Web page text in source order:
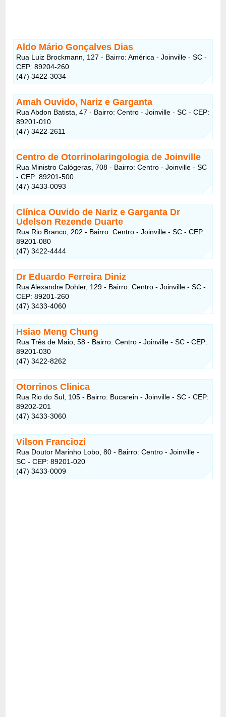
Aldo Mário Gonçalves Dias
Rua Luiz Brockmann, 127 - Bairro: América - Joinville - SC -
CEP: 89204-260
(47) 3422-3034
Amah Ouvido, Nariz e Garganta
Rua Abdon Batista, 47 - Bairro: Centro - Joinville - SC - CEP:
89201-010
(47) 3422-2611
Centro de Otorrinolaringologia de Joinville
Rua Ministro Calógeras, 708 - Bairro: Centro - Joinville - SC
- CEP: 89201-500
(47) 3433-0093
Clínica Ouvido de Nariz e Garganta Dr
Udelson Rezende Duarte
Rua Rio Branco, 202 - Bairro: Centro - Joinville - SC - CEP:
89201-080
(47) 3422-4444
Dr Eduardo Ferreira Diniz
Rua Alexandre Dohler, 129 - Bairro: Centro - Joinville - SC -
CEP: 89201-260
(47) 3433-4060
Hsiao Meng Chung
Rua Três de Maio, 58 - Bairro: Centro - Joinville - SC - CEP:
89201-030
(47) 3422-8262
Otorrinos Clínica
Rua Rio do Sul, 105 - Bairro: Bucarein - Joinville - SC - CEP:
89202-201
(47) 3433-3060
Vilson Franciozi
Rua Doutor Marinho Lobo, 80 - Bairro: Centro - Joinville -
SC - CEP: 89201-020
(47) 3433-0009